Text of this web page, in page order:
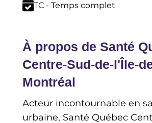
TC - Temps complet
À propos de Santé
Centre-Sud-de-l'Île-
Montréal
Acteur incontournable en
urbaine, Santé Québec